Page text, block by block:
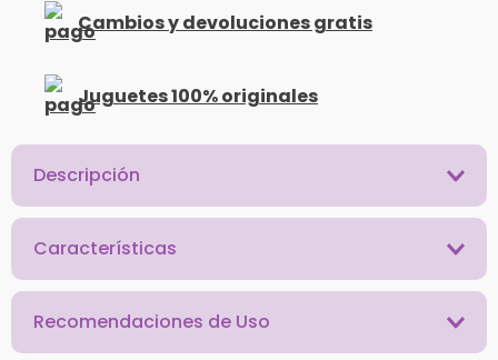
Cambios y devoluciones gratis
Juguetes 100% originales
Descripción
Características
Recomendaciones de Uso